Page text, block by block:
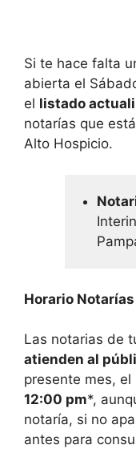
Si te hace falta
abierta el
el listado
notarías que
Alto Hospicio.
Horario
Las notarias de
atienden al
presente mes, el
12:00 pm*,
notaría, si no
antes para